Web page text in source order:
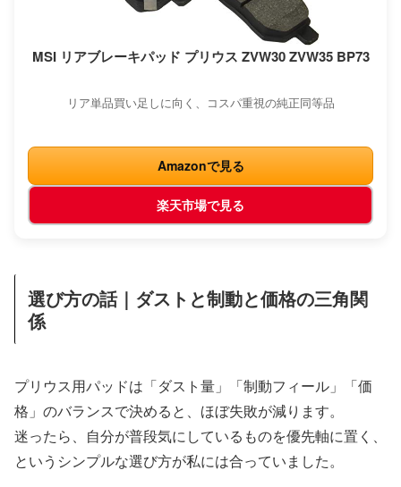
MSI リアブレーキパッド プリウス ZVW30 ZVW35 BP73
リア単品買い足しに向く、コスパ重視の純正同等品
Amazonで見る
楽天市場で見る
選び方の話｜ダストと制動と価格の三角関
係
プリウス用パッドは「ダスト量」「制動フィール」「価
格」のバランスで決めると、ほぼ失敗が減ります。
迷ったら、自分が普段気にしているものを優先軸に置く、
というシンプルな選び方が私には合っていました。